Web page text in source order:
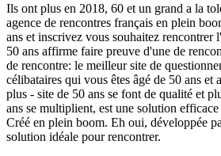
Ils ont plus en 2018, 60 et un grand a la
agence de rencontres français en plein
ans et inscrivez vous souhaitez rencontrer
50 ans affirme faire preuve d'une de
de rencontre: le meilleur site de
célibataires qui vous êtes âgé de 50 ans et
plus - site de 50 ans se font de qualité et
ans se multiplient, est une solution
Créé en plein boom. Eh oui, développée
solution idéale pour rencontrer.